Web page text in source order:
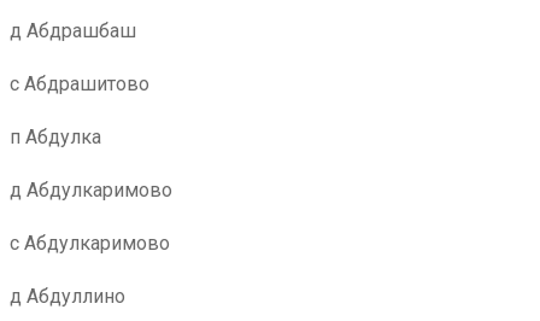
д Абдрашбаш
с Абдрашитово
п Абдулка
д Абдулкаримово
с Абдулкаримово
д Абдуллино